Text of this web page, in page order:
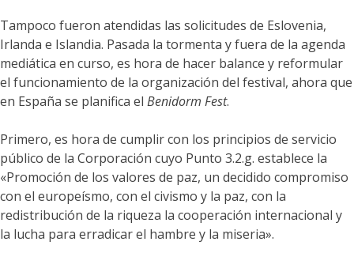
Tampoco fueron atendidas las solicitudes de Eslovenia,
Irlanda e Islandia. Pasada la tormenta y fuera de la agenda
mediática en curso, es hora de hacer balance y reformular
el funcionamiento de la organización del festival, ahora que
en España se planifica el Benidorm Fest.
Primero, es hora de cumplir con los principios de servicio
público de la Corporación cuyo Punto 3.2.g. establece la
«Promoción de los valores de paz, un decidido compromiso
con el europeísmo, con el civismo y la paz, con la
redistribución de la riqueza la cooperación internacional y
la lucha para erradicar el hambre y la miseria».